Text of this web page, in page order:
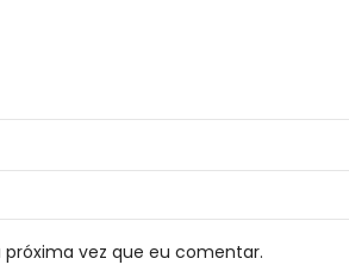
vez que eu comentar.